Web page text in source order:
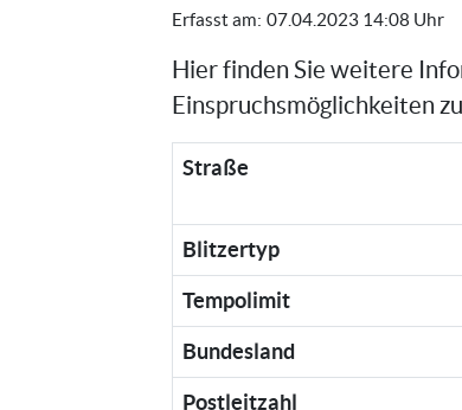
Erfasst am: 07.04.2023 14:08 Uhr
Hier finden Sie weitere
Einspruchsmöglichkeiten
Straße
Blitzertyp
Tempolimit
Bundesland
Postleitzahl